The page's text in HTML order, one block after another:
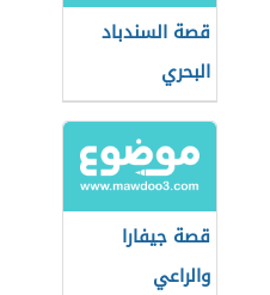
قصة السندباد
البحري
قصة جيفارا
والراعي